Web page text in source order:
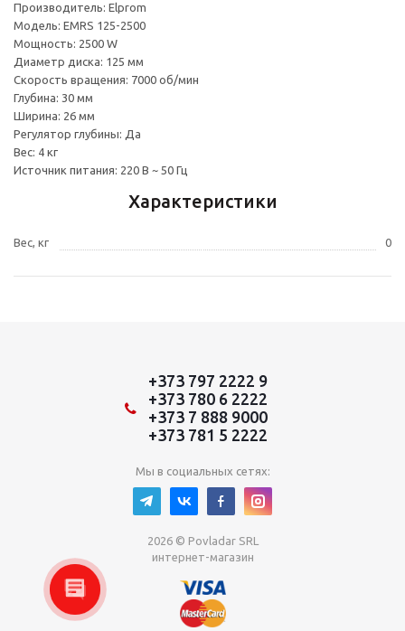
Производитель: Elprom
Модель: EMRS 125-2500
Мощность: 2500 W
Диаметр диска: 125 мм
Скорость вращения: 7000 об/мин
Глубина: 30 мм
Ширина: 26 мм
Регулятор глубины: Да
Вес: 4 кг
Источник питания: 220 В ~ 50 Гц
Характеристики
Вес, кг 0
+373 797 2222 9
+373 780 6 2222
+373 7 888 9000
+373 781 5 2222
Мы в социальных сетях:
2026 © Povladar SRL
интернет-магазин